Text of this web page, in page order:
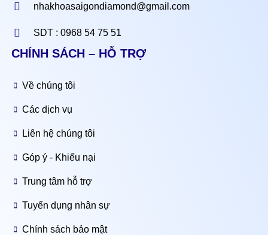
nhakhoasaigondiamond@gmail.com
SDT : 0968 54 75 51
CHÍNH SÁCH – HỖ TRỢ
Về chúng tôi
Các dịch vụ
Liên hệ chúng tôi
Góp ý - Khiếu nại
Trung tâm hỗ trợ
Tuyển dụng nhân sự
Chính sách bảo mật